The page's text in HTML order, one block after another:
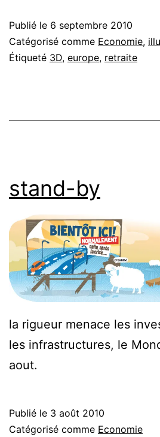
Publié le 6 septembre 2010
Catégorisé comme Economie,
Étiqueté 3D, europe, retraite
stand-by
la rigueur menace les
les infrastructures, le
aout.
Publié le 3 août 2010
Catégorisé comme Economie